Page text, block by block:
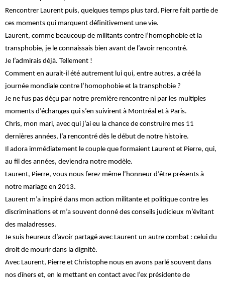
Rencontrer Laurent puis, quelques temps plus tard, Pierre fait partie de
ces moments qui marquent définitivement une vie.
Laurent, comme beaucoup de militants contre l’homophobie et la
transphobie, je le connaissais bien avant de l’avoir rencontré.
Je l’admirais déjà. Tellement !
Comment en aurait-il été autrement lui qui, entre autres, a créé la
journée mondiale contre l’homophobie et la transphobie ?
Je ne fus pas déçu par notre première rencontre ni par les multiples
moments d’échanges qui s’en suivirent à Montréal et à Paris.
Chris, mon mari, avec qui j’ai eu la chance de construire mes 11
dernières années, l’a rencontré dès le début de notre histoire.
Il adora immédiatement le couple que formaient Laurent et Pierre, qui,
au fil des années, deviendra notre modèle.
Laurent, Pierre, vous nous ferez même l’honneur d’être présents à
notre mariage en 2013.
Laurent m’a inspiré dans mon action militante et politique contre les
discriminations et m’a souvent donné des conseils judicieux m’évitant
des maladresses.
Je suis heureux d’avoir partagé avec Laurent un autre combat : celui du
droit de mourir dans la dignité.
Avec Laurent, Pierre et Christophe nous en avons parlé souvent dans
nos dîners et, en le mettant en contact avec l’ex présidente de